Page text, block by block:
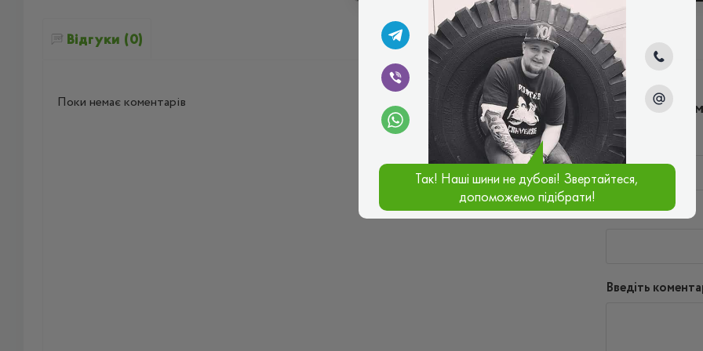
Відгуки (0)
Поки немає коментарів Написати
Ім'я*
Ваш e-mail*
Введіть
Так! Наші шини не дубові! Звертайтеся,
допоможемо підібрати!